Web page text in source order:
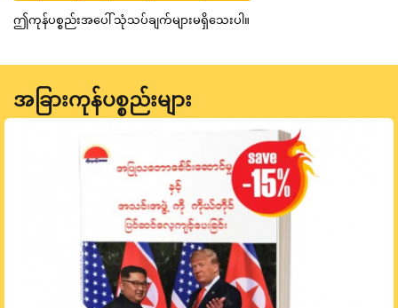
ဤကုန်ပစ္စည်းအပေါ် သုံသပ်ချက်များမရှိသေးပါ။
အခြားကုန်ပစ္စည်းများ